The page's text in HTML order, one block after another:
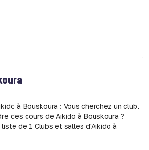
à Bouskoura : Vous cherchez un club,
des cours de Aikido à Bouskoura ?
de 1 Clubs et salles d'Aikido à